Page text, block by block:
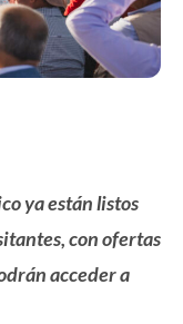
ya están listos
con ofertas
acceder a